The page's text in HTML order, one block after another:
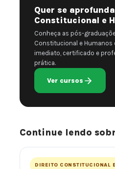
Quer se
Constitucional e
Conheça as pós-
Constitucional e Humanos
imediato, certificado e
prática.
Ver cursos
Continue lendo
DIREITO CONSTITUCIONAL